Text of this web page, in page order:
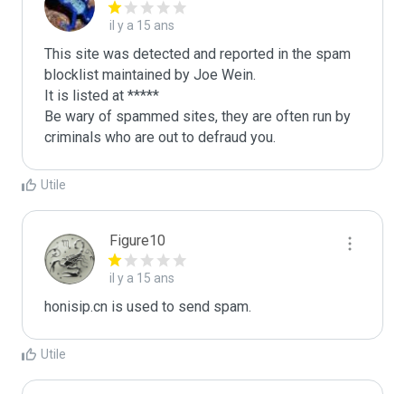
il y a 15 ans
This site was detected and reported in the spam
blocklist maintained by Joe Wein.
It is listed at *****
Be wary of spammed sites, they are often run by
criminals who are out to defraud you.
Utile
Figure10
il y a 15 ans
honisip.cn is used to send spam.
Utile